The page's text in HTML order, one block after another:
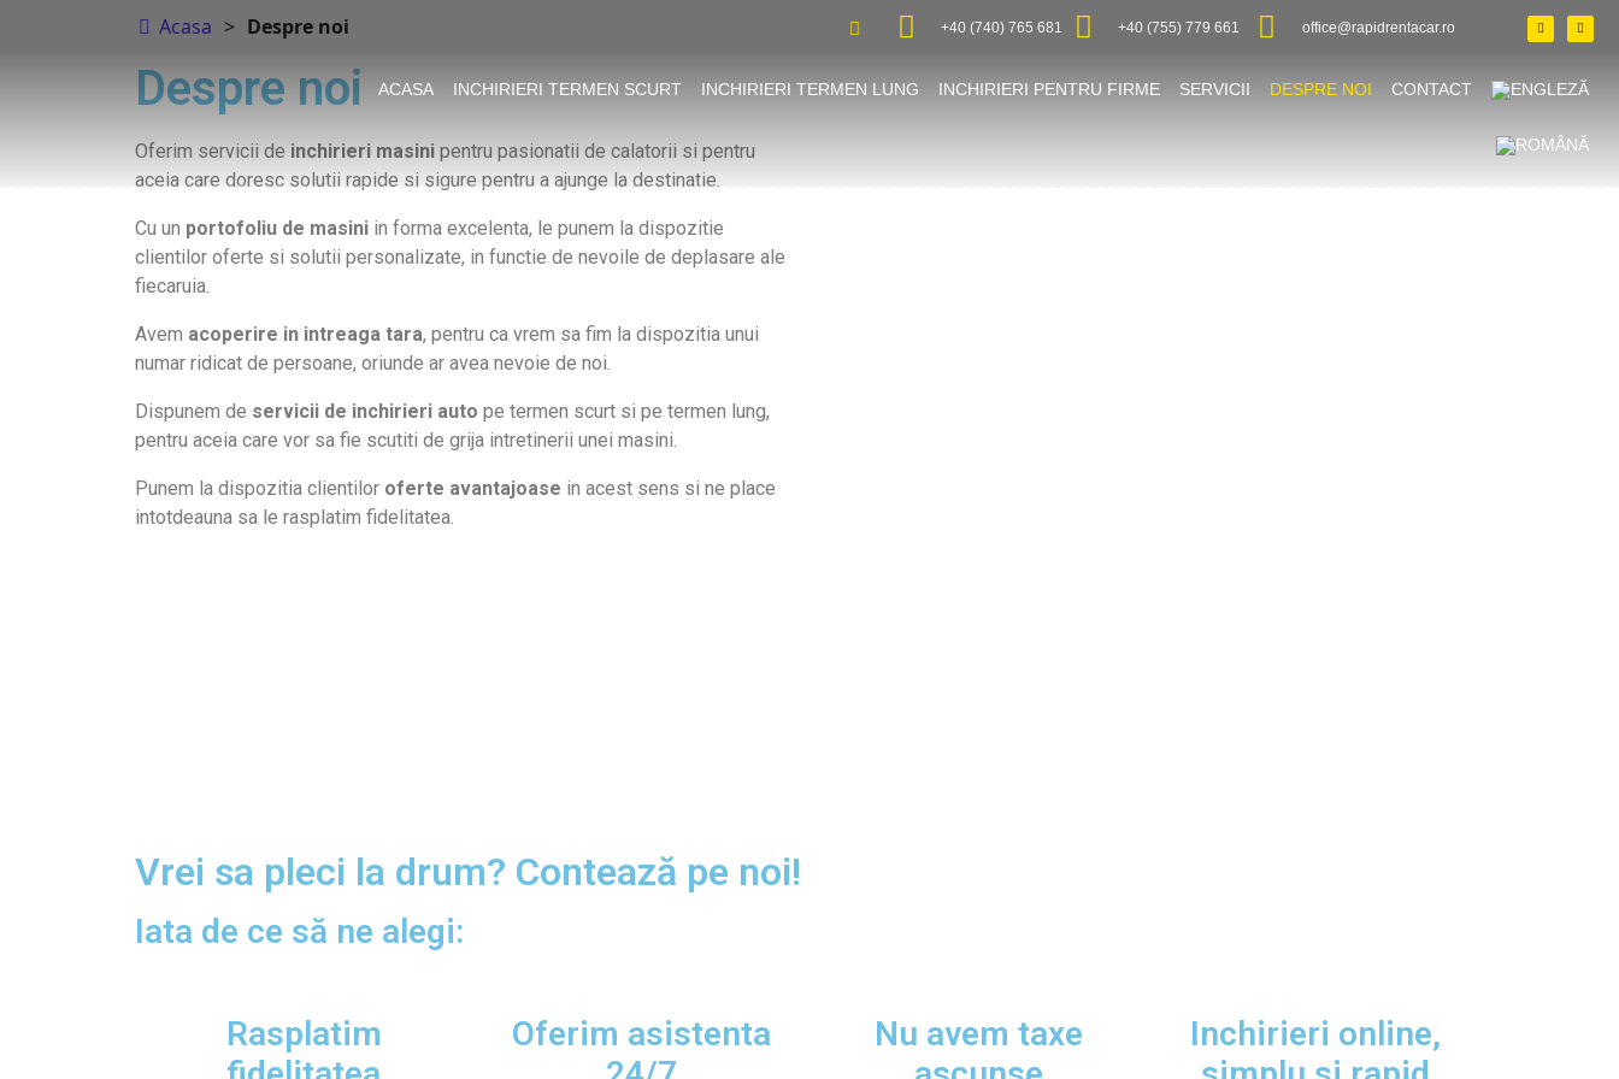
+40 (740) 765 681 +40 (755) 779 661 office@rapidrentacar.ro
ACASA INCHIRIERI TERMEN SCURT INCHIRIERI TERMEN LUNG INCHIRIERI PENTRU FIRME SERVICII DESPRE NOI CONTACT
Acasa > Despre noi
Despre noi
Oferim servicii de inchirieri masini pentru pasionatii de calatorii si pentru
aceia care doresc solutii rapide si sigure pentru a ajunge la destinatie.
Cu un portofoliu de masini in forma excelenta, le punem la dispozitie
clientilor oferte si solutii personalizate, in functie de nevoile de deplasare ale
fiecaruia.
Avem acoperire in intreaga tara, pentru ca vrem sa fim la dispozitia unui
numar ridicat de persoane, oriunde ar avea nevoie de noi.
Dispunem de servicii de inchirieri auto pe termen scurt si pe termen lung,
pentru aceia care vor sa fie scutiti de grija intretinerii unei masini.
Punem la dispozitia clientilor oferte avantajoase in acest sens si ne place
intotdeauna sa le rasplatim fidelitatea.
Vrei sa pleci la drum? Contează pe noi!
Iata de ce să ne alegi:
Rasplatim
Oferim asistenta
Nu avem taxe
Inchirieri online,